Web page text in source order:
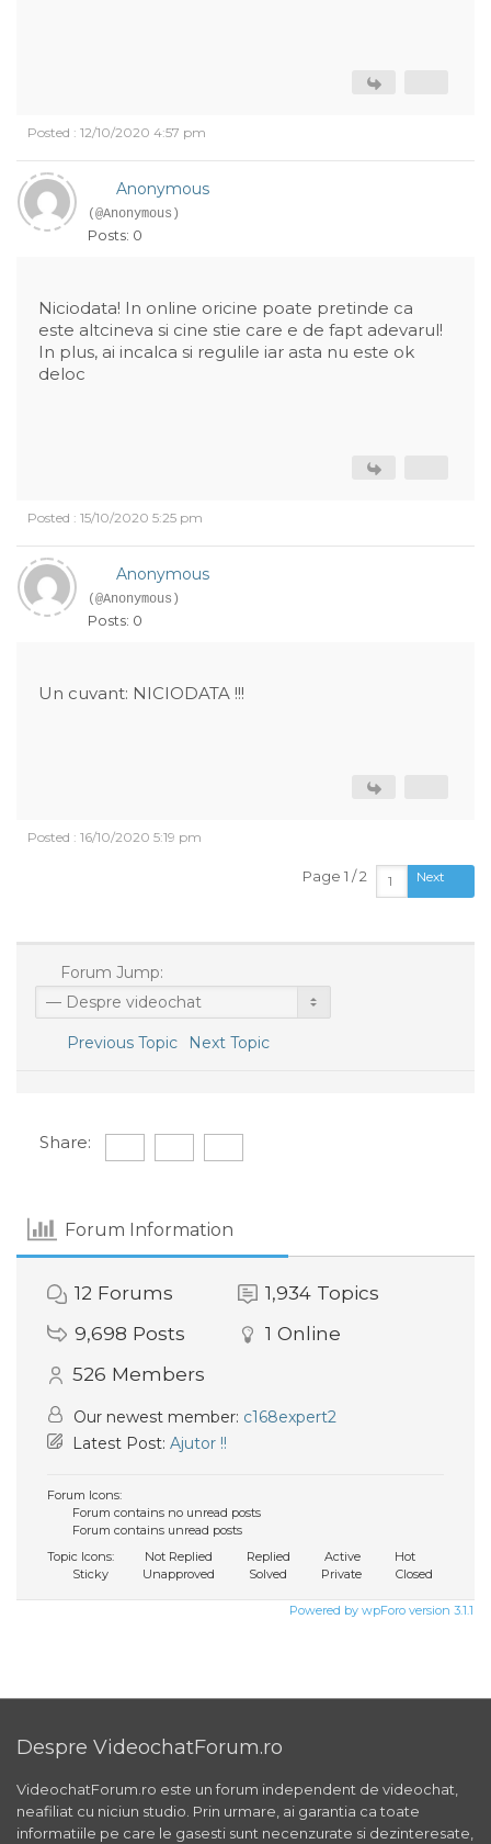
Posted : 12/10/2020 4:57 pm
Anonymous
(@Anonymous)
Posts: 0
Niciodata! In online oricine poate pretinde ca
este altcineva si cine stie care e de fapt adevarul!
In plus, ai incalca si regulile iar asta nu este ok
deloc
Posted : 15/10/2020 5:25 pm
Anonymous
(@Anonymous)
Posts: 0
Un cuvant: NICIODATA !!!
Posted : 16/10/2020 5:19 pm
Page 1 / 2 Next
Forum Jump:
Previous Topic Next Topic
Share:
Forum Information
12 Forums 1,934 Topics
9,698 Posts 1 Online
526 Members
Our newest member: c168expert2
Latest Post: Ajutor !!
Forum Icons:
Forum contains no unread posts
Forum contains unread posts
Topic Icons:
Not Replied Replied Active
Hot
Sticky
Unapproved Solved Private Closed
Powered by wpForo version 3.1.1
Despre VideochatForum.ro
VideochatForum.ro este un forum independent de videochat,
neafiliat cu niciun studio. Prin urmare, ai garantia ca toate
informatiile pe care le gasesti sunt necenzurate si dezinteresate,